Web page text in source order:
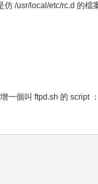
/usr/local/etc/rc.d 的檔
個叫 ftpd.sh 的 script ：